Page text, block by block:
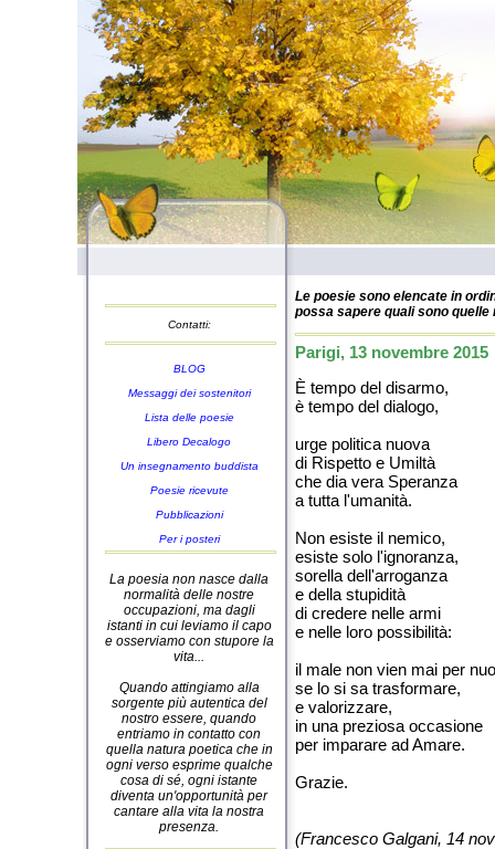
Contatti:
BLOG
Messaggi dei sostenitori
Lista delle poesie
Libero Decalogo
Un insegnamento buddista
Poesie ricevute
Pubblicazioni
Per i posteri
La poesia non nasce dalla
normalità delle nostre
occupazioni, ma dagli
istanti in cui leviamo il capo
e osserviamo con stupore la
vita...
Quando attingiamo alla
sorgente più autentica del
nostro essere, quando
entriamo in contatto con
quella natura poetica che in
ogni verso esprime qualche
cosa di sé, ogni istante
diventa un'opportunità per
cantare alla vita la nostra
presenza.
Le poesie sono elencate in
possa sapere quali sono
Parigi, 13 novembre 2015
È tempo del disarmo,
è tempo del dialogo,
urge politica nuova
di Rispetto e Umiltà
che dia vera Speranza
a tutta l'umanità.
Non esiste il nemico,
esiste solo l'ignoranza,
sorella dell'arroganza
e della stupidità
di credere nelle armi
e nelle loro possibilità:
il male non vien mai per
se lo si sa trasformare,
e valorizzare,
in una preziosa occasione
per imparare ad Amare.
Grazie.
(Francesco Galgani, 14